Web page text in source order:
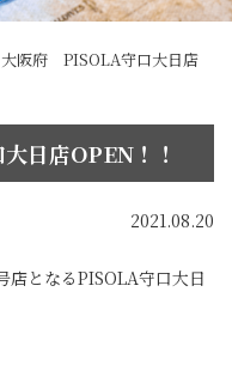
阪府 PISOLA守口大日店
店OPEN！！
2021.08.20
店となるPISOLA守口大日